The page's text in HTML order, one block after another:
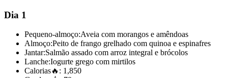
Dia 1
Pequeno-almoço:Aveia com morangos e amêndoas
Almoço:Peito de frango grelhado com quinoa e espinafres
Jantar:Salmão assado com arroz integral e brócolos
Lanche:Iogurte grego com mirtilos
Calorias🔥: 1,850